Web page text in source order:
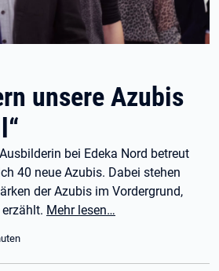
unsere Azubis
bei Edeka Nord betreut
40 neue Azubis. Dabei stehen
der Azubis im Vordergrund,
Mehr lesen…